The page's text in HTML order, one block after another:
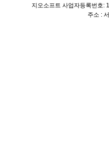
지오소프트 사업자등록번호:
주소 :